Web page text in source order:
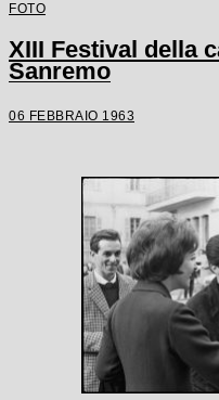
FOTO
XIII Festival della
Sanremo
06 FEBBRAIO 1963